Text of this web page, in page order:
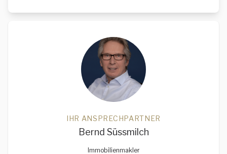
IHR ANSPRECHPARTNER
Bernd Süssmilch
Immobilienmakler